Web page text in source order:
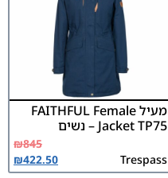
מעיל FAITHFUL Female
Jacket TP75 – נשים
Trespass
₪845
₪422.50